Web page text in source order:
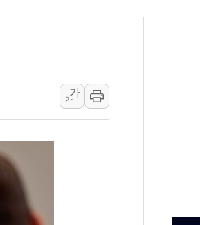
안 속 유가 상승에 소폭 하락...금융주 낙폭 커
택' SNS 글 역풍에 "정부정책 아냐" 해명
파키스탄, '공동방위협정' 체결… 수니파 국가
㎡당 7250만원…써밋 클라비온 59㎡ 18억원대
로 또 충돌…반복되는 국토부-서울시 '정책 엇
특공 전략도 '극과 극'…생애최초만 경쟁 치열
가
가